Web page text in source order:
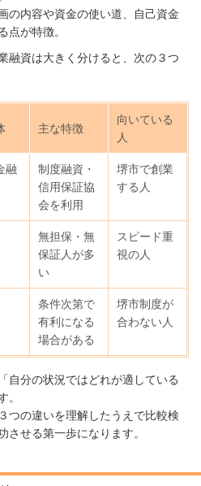
の内容や資金の使い道、自己資金
点が特徴。
融資は大きく分けると、次の３つ
主な特徴
向いている
人
融
制度融資・
信用保証協
会を利用
堺市で創業
する人
無担保・無
保証人が多
い
スピード重
視の人
条件次第で
有利になる
場合がある
堺市制度が
合わない人
自分の状況ではどれが適している
。
つの違いを理解したうえで比較検
させる第一歩になります。